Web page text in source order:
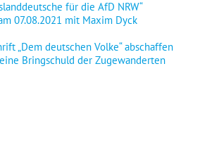
für die AfD NRW“
07.08.2021 mit Maxim Dyck
„Dem deutschen Volke“ abschaffen
Bringschuld der Zugewanderten